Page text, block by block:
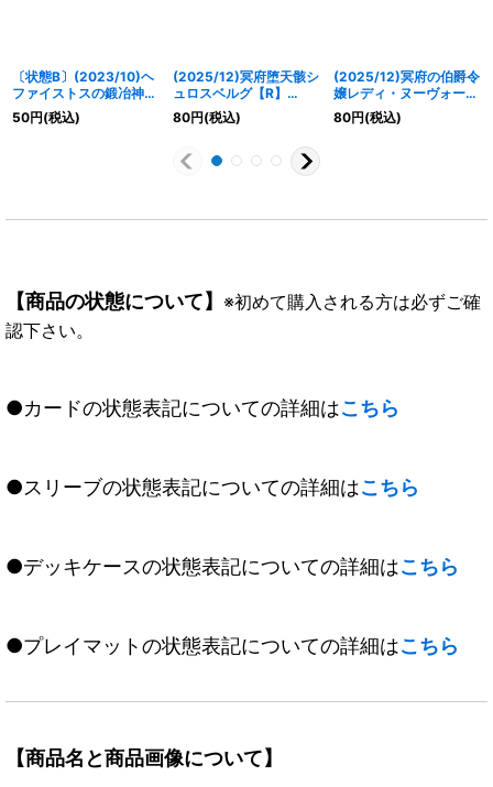
〔状態B〕(2023/10)ヘ
ファイストスの鍛冶神殿
(Xレア仕様/BSC41収
録)【C】{BS50-084}
50円(税込)
(2025/12)冥府堕天骸シ
ュロスベルグ【R】
{BS74-024}《紫》
80円(税込)
(2025/12)冥府の伯爵令
嬢レディ・ヌーヴォー
【R】{BS74-015}
《紫》
80円(税込)
【商品の状態について】 ※初めて購入される方は必ずご確
認下さい。
●カードの状態表記についての詳細はこちら
●スリーブの状態表記についての詳細はこちら
●デッキケースの状態表記についての詳細はこちら
●プレイマットの状態表記についての詳細はこちら
【商品名と商品画像について】